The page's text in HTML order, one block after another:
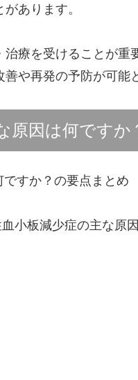
あります。
療を受けることが
や再発の予防が可能
原因は何ですか